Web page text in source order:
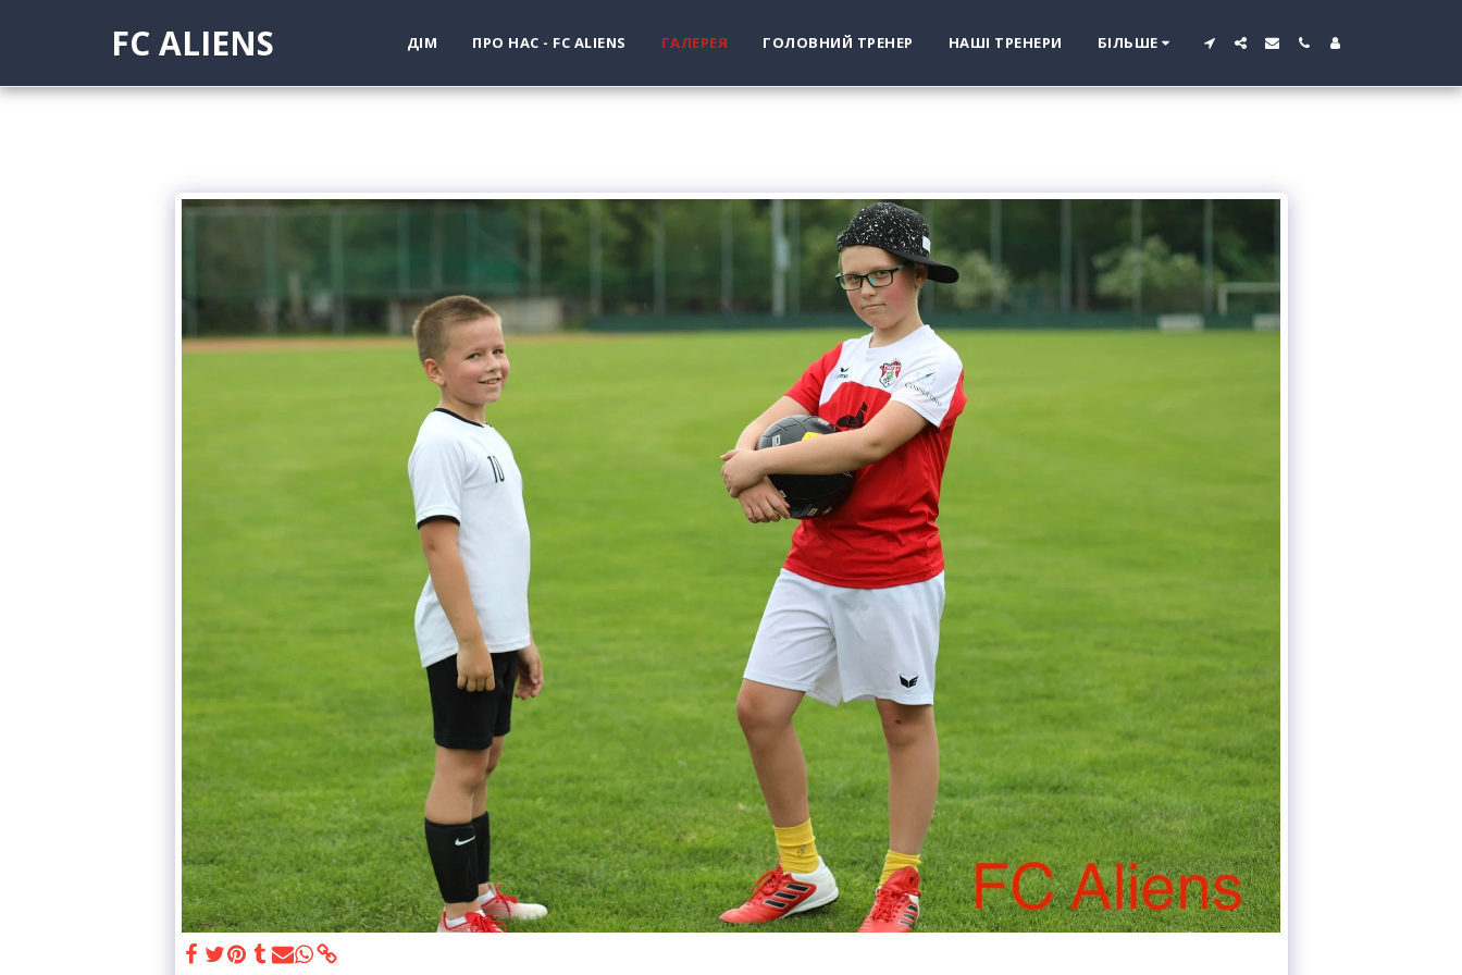
FC ALIENS ДІМ ПРО НАС - FC ALIENS ГАЛЕРЕЯ ГОЛОВНИЙ ТРЕНЕР НАШІ ТРЕНЕРИ БІЛЬШЕ